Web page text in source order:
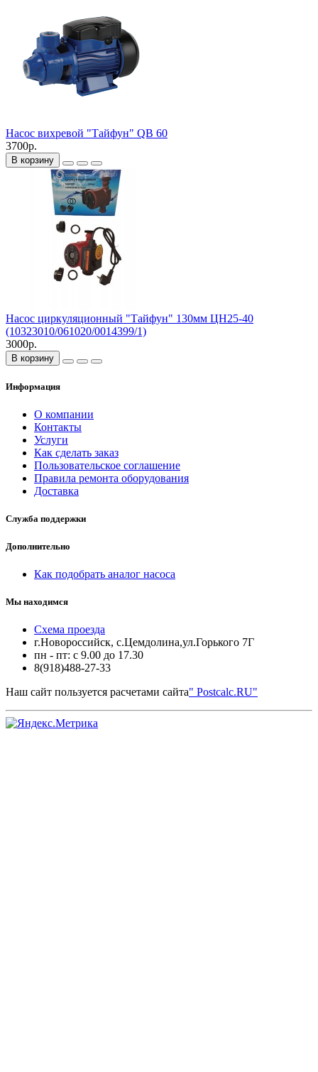
Насос вихревой "Тайфун" QB 60
3700р.
В корзину
Насос циркуляционный "Тайфун" 130мм ЦН25-40
(10323010/061020/0014399/1)
3000р.
В корзину
Информация
О компании
Контакты
Услуги
Как сделать заказ
Пользовательское соглашение
Правила ремонта оборудования
Доставка
Служба поддержки
Дополнительно
Как подобрать аналог насоса
Мы находимся
Схема проезда
г.Новороссийск, с.Цемдолина,ул.Горького 7Г
пн - пт: с 9.00 до 17.30
8(918)488-27-33
Наш сайт пользуется расчетами сайта" Postcalc.RU"